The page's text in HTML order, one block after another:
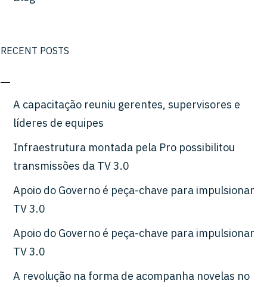
RECENT POSTS
A capacitação reuniu gerentes, supervisores e
líderes de equipes
Infraestrutura montada pela Pro possibilitou
transmissões da TV 3.0
Apoio do Governo é peça-chave para impulsionar
TV 3.0
Apoio do Governo é peça-chave para impulsionar
TV 3.0
A revolução na forma de acompanha novelas no